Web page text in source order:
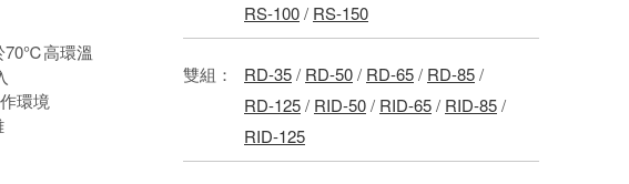
70℃高環溫
環境
RS-100/ RS-150
雙組： RD-35/ RD-50/ RD-65/ RD-85/
RD-125/ RID-50/ RID-65/ RID-85/
RID-125